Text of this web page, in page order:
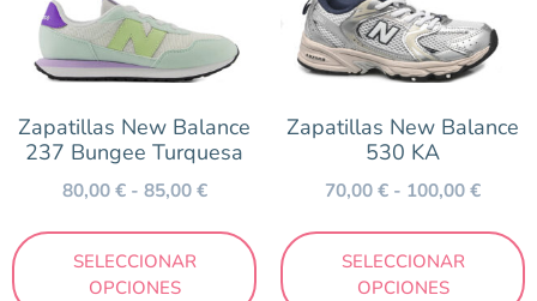
Zapatillas New Balance
237 Bungee Turquesa
80,00€ - 85,00€
SELECCIONAR
OPCIONES
Zapatillas New Balance
530 KA
70,00€ - 100,00€
SELECCIONAR
OPCIONES